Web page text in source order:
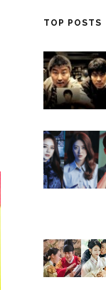
TOP POSTS